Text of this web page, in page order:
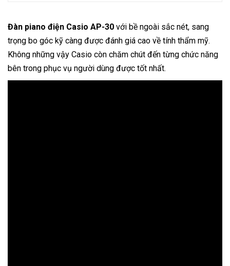
Đàn piano điện Casio AP-30 với bề ngoài sắc nét, sang
trọng bo góc kỹ càng được đánh giá cao về tính thẩm mỹ.
Không những vậy Casio còn chăm chút đến từng chức năng
bên trong phục vụ người dùng được tốt nhất.